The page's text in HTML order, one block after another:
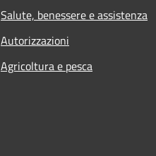
Salute, benessere e assistenza
Autorizzazioni
Agricoltura e pesca